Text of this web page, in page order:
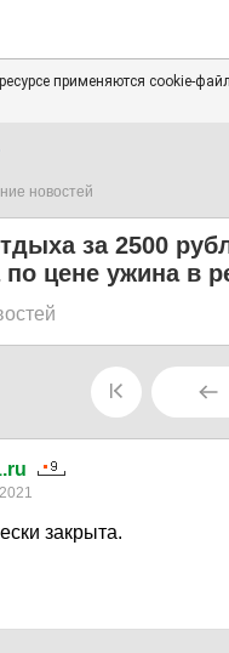
применяются cookie-
новостей
за 2500
по цене ужина в
закрыта.